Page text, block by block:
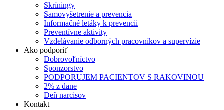
Skríningy
Samovyšetrenie a prevencia
Informačné letáky k prevencii
Preventívne aktivity
Vzdelávanie odborných pracovníkov a supervízie
Ako podporiť
Dobrovoľníctvo
Sponzorstvo
PODPORUJEM PACIENTOV S RAKOVINOU
2% z dane
Deň narcisov
Kontakt